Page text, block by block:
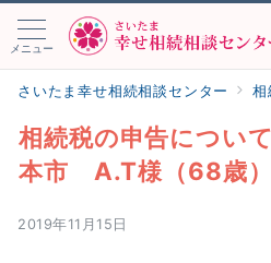
メニュー
さいたま幸せ相続相談センター 相
相続税の申告につい
本市 A.T様（68歳）
2019年11月15日